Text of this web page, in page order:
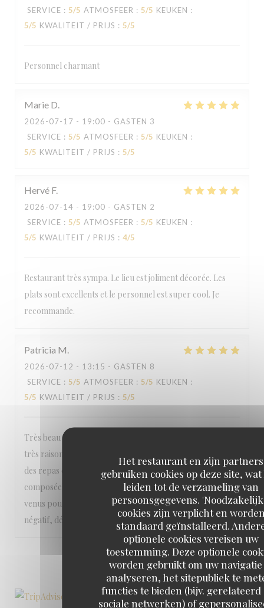
Het restaurant en zijn partners
gebruiken cookies op deze site,
leiden tot de verzameling van
persoonsgegevens.
cookies zijn verplicht en
standaard geïnstalleerd.
optionele cookies vereisen uw
toestemming. Deze optionele
worden gebruikt om uw
analyseren, het sitepubliek te
functies te bieden (bijv. gerelateerd
sociale netwerken) of
SERVICE : 5/5 ATMOSFEER : 5/5 KEUKEN :
5/5 KWALITEIT / PRIJS : 5/5
Personnel charmant
Marie D
2026-07-17 - 19:00 - GASTEN 3
SERVICE : 5/5 ATMOSFEER : 5/5 KEUKEN :
5/5 KWALITEIT / PRIJS : 5/5
Hervé F
2026-07-14 - 19:00 - GASTEN 2
SERVICE : 5/5 ATMOSFEER : 5/5 KEUKEN :
5/5 KWALITEIT / PRIJS : 4/5
Restaurant très sympa. Le lieu est joliment décorée. Les
plats sont excellents et le personnel est super cool. Je
recommande.
Patricia M
2026-07-12 - 13:15 - GASTEN 8
SERVICE : 5/5 ATMOSFEER : 5/5 KEUKEN :
5/5 KWALITEIT / PRIJS : 5/5
Très beau cadre pour manger un très bon repas à des prix
très raisonnable compte tenu de la qualité et de la quantité
des repas dans l'assiette que ce soit plat de viande, salade
composée, cocktail, dessert, service, ..... Nous sommes
venus pour la 1ère fois avec des amis et je n'ai Rien à dire de
négatif, désolée pour vous ! On reviendra très vite !
2 3